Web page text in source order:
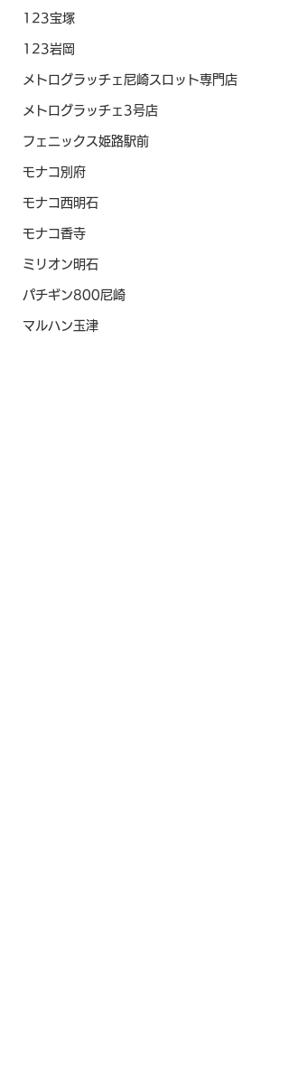
123宝塚
123岩岡
メトログラッチェ尼崎スロット専門店
メトログラッチェ3号店
フェニックス姫路駅前
モナコ別府
モナコ西明石
モナコ香寺
ミリオン明石
パチギン800尼崎
マルハン玉津